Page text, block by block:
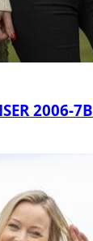
2006-7B